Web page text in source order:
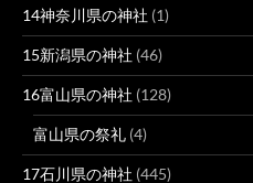
14神奈川県の神社 (1)
15新潟県の神社 (46)
16富山県の神社 (128)
富山県の祭礼 (4)
17石川県の神社 (445)